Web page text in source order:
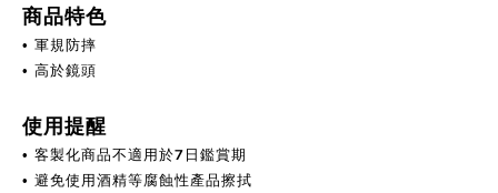
商品特色
• 軍規防摔
• 高於鏡頭
使用提醒
• 客製化商品不適用於7日鑑賞期
• 避免使用酒精等腐蝕性產品擦拭